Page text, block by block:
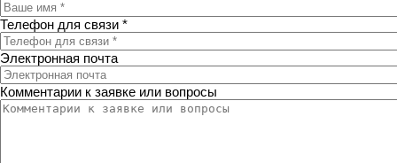
Телефон для связи *
Электронная почта
Комментарии к заявке или вопросы